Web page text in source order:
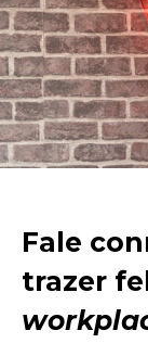
Fale
trazer